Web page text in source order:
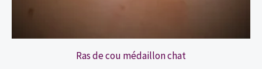
Ras de cou médaillon chat